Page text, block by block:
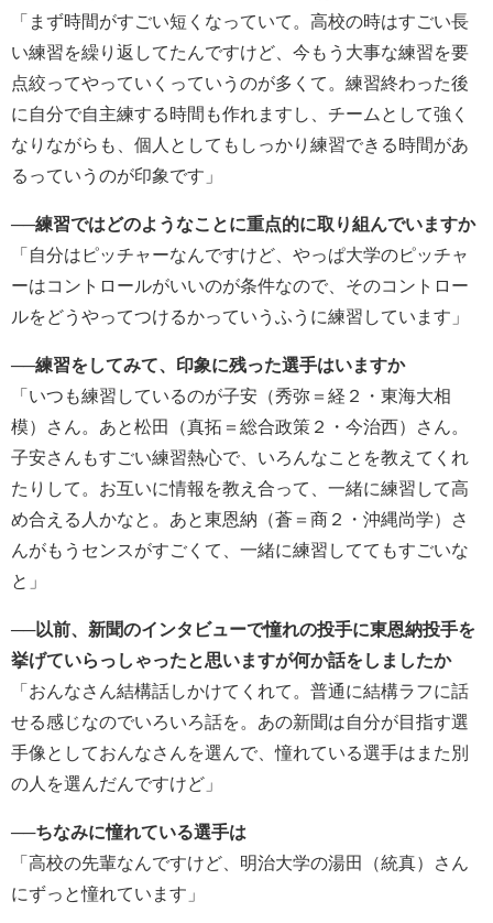
「まず時間がすごい短くなっていて。高校の時はすごい長
い練習を繰り返してたんですけど、今もう大事な練習を要
点絞ってやっていくっていうのが多くて。練習終わった後
に自分で自主練する時間も作れますし、チームとして強く
なりながらも、個人としてもしっかり練習できる時間があ
るっていうのが印象です」
──練習ではどのようなことに重点的に取り組んでいますか
「自分はピッチャーなんですけど、やっぱ大学のピッチャ
ーはコントロールがいいのが条件なので、そのコントロー
ルをどうやってつけるかっていうふうに練習しています」
──練習をしてみて、印象に残った選手はいますか
「いつも練習しているのが子安（秀弥＝経２・東海大相
模）さん。あと松田（真拓＝総合政策２・今治西）さん。
子安さんもすごい練習熱心で、いろんなことを教えてくれ
たりして。お互いに情報を教え合って、一緒に練習して高
め合える人かなと。あと東恩納（蒼＝商２・沖縄尚学）さ
んがもうセンスがすごくて、一緒に練習しててもすごいな
と」
──以前、新聞のインタビューで憧れの投手に東恩納投手を
挙げていらっしゃったと思いますが何か話をしましたか
「おんなさん結構話しかけてくれて。普通に結構ラフに話
せる感じなのでいろいろ話を。あの新聞は自分が目指す選
手像としておんなさんを選んで、憧れている選手はまた別
の人を選んだんですけど」
──ちなみに憧れている選手は
「高校の先輩なんですけど、明治大学の湯田（統真）さん
にずっと憧れています」